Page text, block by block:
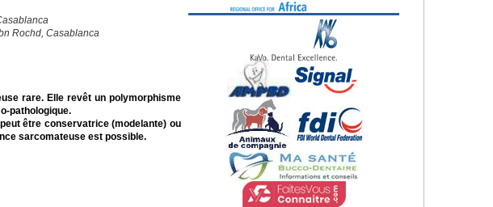
Rochd, Casablanca
rare. Elle revêt un polymorphisme
pathologique.
être conservatrice (modelante) ou
sarcomateuse est possible.